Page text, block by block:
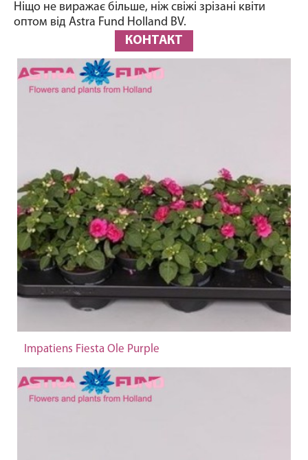
Ніщо не виражає більше, ніж свіжі зрізані квіти
оптом від Astra Fund Holland BV.
КОНТАКТ
Impatiens Fiesta Ole Purple